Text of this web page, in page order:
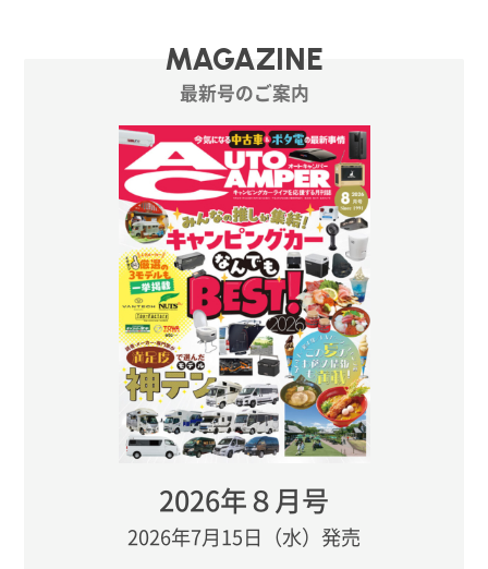
MAGAZINE
最新号のご案内
2026年８月号
2026年7月15日（水）発売